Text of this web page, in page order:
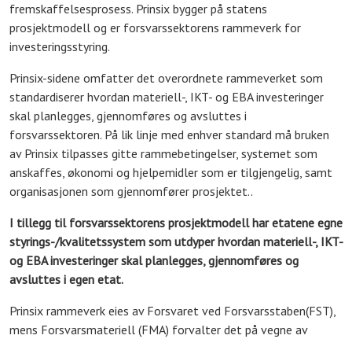
fremskaffelsesprosess. Prinsix bygger på statens
prosjektmodell og er forsvarssektorens rammeverk for
investeringsstyring.
Prinsix-sidene omfatter ​det overordnete rammeverket som
standardiserer hvordan materiell-, IKT- og EBA investeringer
skal planlegge​​s, gjennomføres og avsluttes i
forsvarssektoren. På lik linje med enhver standard må bruken
av Prinsix tilpasses gitte rammebetingelser, systemet som
anskaffes, økonomi og hjelpemidler som er tilgjengelig, samt
organisasjonen som gjennomfører prosjektet..
I tillegg til forsvarssektorens prosjektmodell har etatene egne
styrings-/kvalitetssystem som utdyper hvordan materiell-, IKT-
og EBA investeringer skal planlegge​​s, gjennomføres og
avsluttes i egen etat.
Prinsix rammeverk eies av Forsvaret ved Forsvarsstaben(FST),
mens Forsvarsmateriell (FMA) forvalter det på vegne av